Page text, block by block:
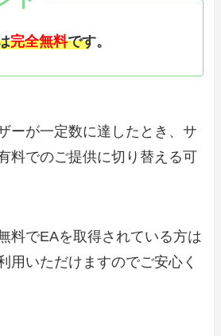
完全無料です。
ーが一定数に達したとき、サ
料でのご提供に切り替える可
料でEAを取得されている方は
用いただけますのでご安心く